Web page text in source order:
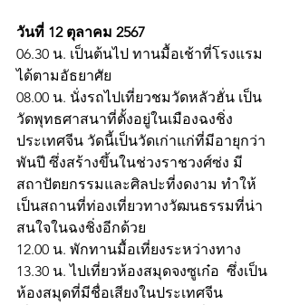
วันที่ 12 ตุลาคม 2567
06.30 น. เป็นต้นไป ทานมื้อเช้าที่โรงแรม
ได้ตามอัธยาศัย
08.00 น. นั่งรถไปเที่ยวชมวัดหลัวฮั่น เป็น
วัดพุทธศาสนาที่ตั้งอยู่ในเมืองฉงชิ่ง
ประเทศจีน วัดนี้เป็นวัดเก่าแก่ที่มีอายุกว่า
พันปี ซึ่งสร้างขึ้นในช่วงราชวงศ์ซ่ง มี
สถาปัตยกรรมและศิลปะที่งดงาม ทำให้
เป็นสถานที่ท่องเที่ยวทางวัฒนธรรมที่น่า
สนใจในฉงชิ่งอีกด้วย
12.00 น. พักทานมื้อเที่ยงระหว่างทาง
13.30 น. ไปเที่ยวห้องสมุดจงซูเก๋อ  ซึ่งเป็น
ห้องสมุดที่มีชื่อเสียงในประเทศจีน